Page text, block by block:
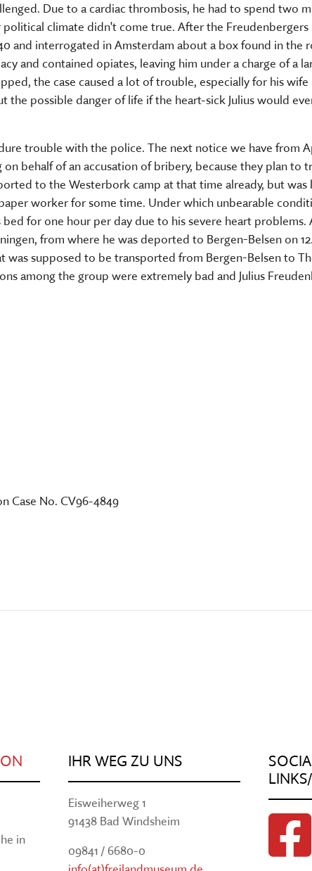
Due to a cardiac thrombosis, he had to spend two
climate didn't come true. After the
and interrogated in Amsterdam about a box found in the
and contained opiates, leaving him under a charge of a
the case caused a lot of trouble, especially for his
possible danger of life if the heart-sick Julius would
trouble with the police. The next notice we have from
behalf of an accusation of bribery, because they plan to
to the Westerbork camp at that time already, but
worker for some time. Under which unbearable
for one hour per day due to his severe heart
from where he was deported to Bergen-Belsen on
was supposed to be transported from Bergen-Belsen to
among the group were extremely bad and Julius
Case No. CV96-4849
in
IHR WEG ZU UNS
Eisweiherweg 1
91438 Bad Windsheim
09841 / 6680-0